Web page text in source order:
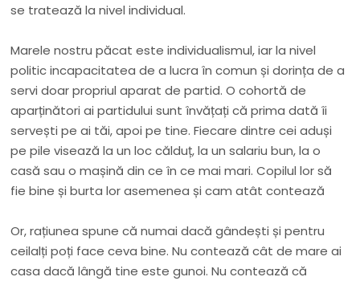
se tratează la nivel individual.
Marele nostru păcat este individualismul, iar la nivel
politic incapacitatea de a lucra în comun și dorința de a
servi doar propriul aparat de partid. O cohortă de
aparținători ai partidului sunt învățați că prima dată îi
servești pe ai tăi, apoi pe tine. Fiecare dintre cei aduși
pe pile visează la un loc călduț, la un salariu bun, la o
casă sau o mașină din ce în ce mai mari. Copilul lor să
fie bine și burta lor asemenea și cam atât contează
Or, rațiunea spune că numai dacă gândești și pentru
ceilalți poți face ceva bine. Nu contează cât de mare ai
casa dacă lângă tine este gunoi. Nu contează că